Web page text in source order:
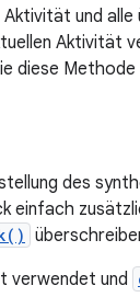
und
Aktivität
diese
des
einfach
verwendet und